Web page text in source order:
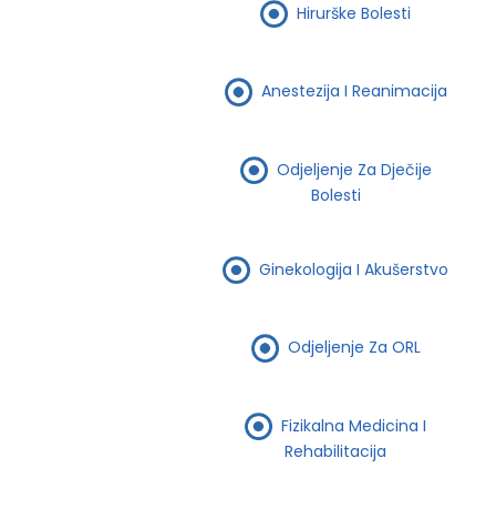
Hirurške Bolesti
Anestezija I Reanimacija
Odjeljenje Za Dječije
Bolesti
Ginekologija I Akušerstvo
Odjeljenje Za ORL
Fizikalna Medicina I
Rehabilitacija